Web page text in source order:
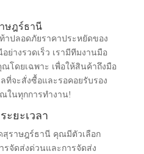
ษฎร์ธานี
าปลอดภัยราคาประหยัดของ
ย่างรวดเร็ว เรามีทีมงานมือ
โดยเฉพาะ เพื่อให้สินค้าถึงมือ
ที่จะสั่งซื้อและรอคอยรับรอง
ในทุกการทำงาน!
ะยะเวลา
สุราษฎร์ธานี คุณมีตัวเลือก
รจัดส่งด่วนและการจัดส่ง